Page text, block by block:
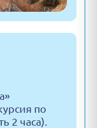
по
2 часа).